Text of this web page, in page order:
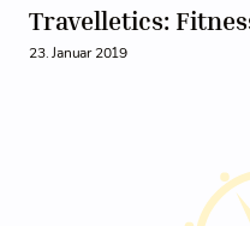
Travelletics:
23. Januar 2019